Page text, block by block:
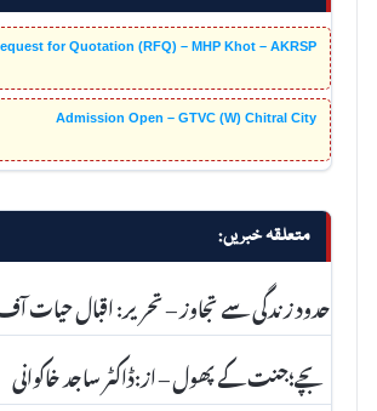
for Quotation (RFQ) – MHP Khot – AKRSP
Admission Open – GTVC (W) Chitral City
متعلقہ خبریں:
حدود زندگی سے تجاوز – تحریر: اقبال حیات
بچے؛جنت کے پھول – از:ڈاکٹر ساجد خاکوانی